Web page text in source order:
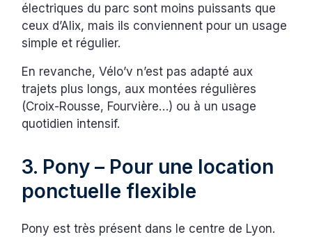
électriques du parc sont moins puissants que
ceux d’Alix, mais ils conviennent pour un usage
simple et régulier.
En revanche, Vélo’v n’est pas adapté aux
trajets plus longs, aux montées régulières
(Croix-Rousse, Fourvière…) ou à un usage
quotidien intensif.
3. Pony – Pour une location
ponctuelle flexible
Pony est très présent dans le centre de Lyon.